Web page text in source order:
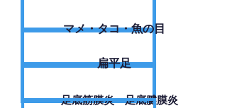
​マメ・タコ・魚の目
扁平足
足底筋膜炎・足底腱膜炎